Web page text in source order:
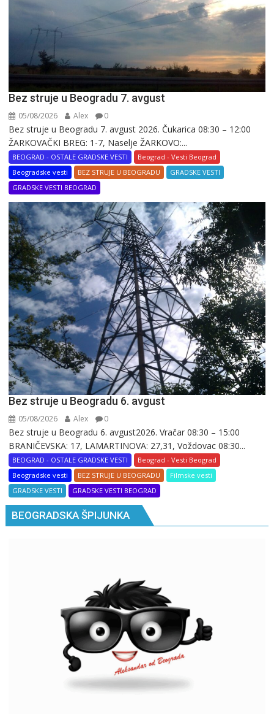
Bez struje u Beogradu 7. avgust
05/08/2026 Alex 0
Bez struje u Beogradu 7. avgust 2026. Čukarica 08:30 – 12:00
ŽARKOVAČKI BREG: 1-7, Naselje ŽARKOVO:...
BEOGRAD - OSTALE GRADSKE VESTI
Beograd - Vesti Beograd
Beogradske vesti
BEZ STRUJE U BEOGRADU
GRADSKE VESTI
GRADSKE VESTI BEOGRAD
Bez struje u Beogradu 6. avgust
05/08/2026 Alex 0
Bez struje u Beogradu 6. avgust2026. Vračar 08:30 – 15:00
BRANIČEVSKA: 17, LAMARTINOVA: 27,31, Voždovac 08:30...
BEOGRAD - OSTALE GRADSKE VESTI
Beograd - Vesti Beograd
Beogradske vesti
BEZ STRUJE U BEOGRADU
Filmske vesti
GRADSKE VESTI
GRADSKE VESTI BEOGRAD
BEOGRADSKA ŠPIJUNKA